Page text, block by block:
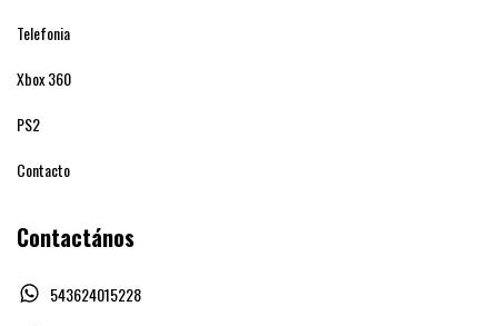
Telefonia
Xbox 360
PS2
Contacto
Contactános
543624015228